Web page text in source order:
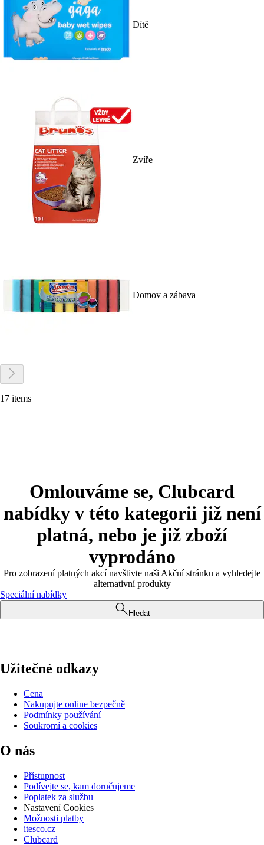
Dítě
Zvíře
Domov a zábava
17 items
Omlouváme se, Clubcard
nabídky v této kategorii již není
platná, nebo je již zboží
vyprodáno
Pro zobrazení platných akcí navštivte naši Akční stránku a vyhledejte
alternativní produkty
Speciální nabídky
Hledat
Užitečné odkazy
Cena
Nakupujte online bezpečně
Podmínky používání
Soukromí a cookies
O nás
Přístupnost
Podívejte se, kam doručujeme
Poplatek za službu
Nastavení Cookies
Možnosti platby
itesco.cz
Clubcard